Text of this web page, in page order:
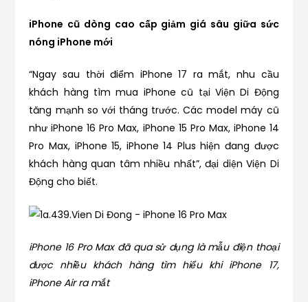
iPhone cũ dòng cao cấp giảm giá sâu giữa sức
nóng iPhone mới
“Ngay sau thời điểm iPhone 17 ra mắt, nhu cầu
khách hàng tìm mua iPhone cũ tại Viện Di Động
tăng mạnh so với tháng trước. Các model máy cũ
như iPhone 16 Pro Max, iPhone 15 Pro Max, iPhone 14
Pro Max, iPhone 15, iPhone 14 Plus hiện đang được
khách hàng quan tâm nhiều nhất”, đại diện Viện Di
Động cho biết.
iPhone 16 Pro Max đã qua sử dụng là mẫu điện thoại
được nhiều khách hàng tìm hiểu khi iPhone 17,
iPhone Air ra mắt